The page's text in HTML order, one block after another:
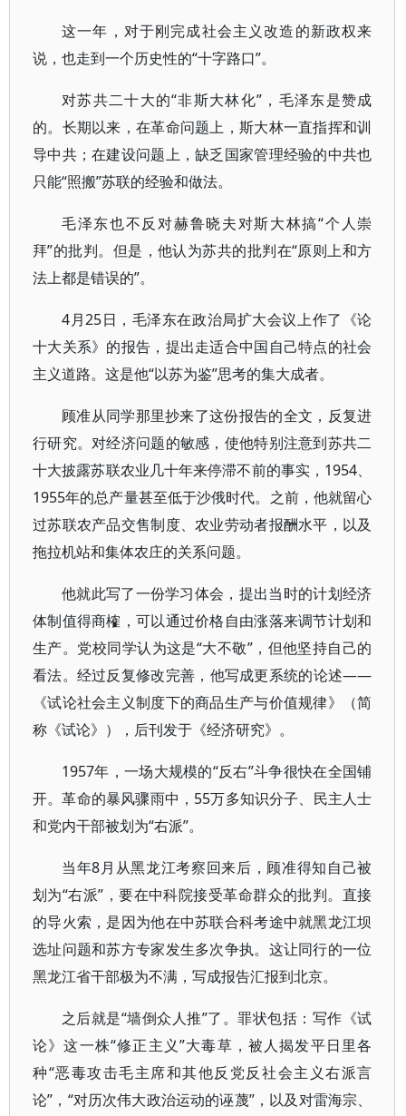
这一年，对于刚完成社会主义改造的新政权来
说，也走到一个历史性的“十字路口”。
对苏共二十大的“非斯大林化”，毛泽东是赞成
的。长期以来，在革命问题上，斯大林一直指挥和训
导中共；在建设问题上，缺乏国家管理经验的中共也
只能“照搬”苏联的经验和做法。
毛泽东也不反对赫鲁晓夫对斯大林搞“个人崇
拜”的批判。但是，他认为苏共的批判在“原则上和方
法上都是错误的”。
4月25日，毛泽东在政治局扩大会议上作了《论
十大关系》的报告，提出走适合中国自己特点的社会
主义道路。这是他“以苏为鉴”思考的集大成者。
顾准从同学那里抄来了这份报告的全文，反复进
行研究。对经济问题的敏感，使他特别注意到苏共二
十大披露苏联农业几十年来停滞不前的事实，1954、
1955年的总产量甚至低于沙俄时代。之前，他就留心
过苏联农产品交售制度、农业劳动者报酬水平，以及
拖拉机站和集体农庄的关系问题。
他就此写了一份学习体会，提出当时的计划经济
体制值得商榷，可以通过价格自由涨落来调节计划和
生产。党校同学认为这是“大不敬”，但他坚持自己的
看法。经过反复修改完善，他写成更系统的论述——
《试论社会主义制度下的商品生产与价值规律》（简
称《试论》），后刊发于《经济研究》。
1957年，一场大规模的“反右”斗争很快在全国铺
开。革命的暴风骤雨中，55万多知识分子、民主人士
和党内干部被划为“右派”。
当年8月从黑龙江考察回来后，顾准得知自己被
划为“右派”，要在中科院接受革命群众的批判。直接
的导火索，是因为他在中苏联合科考途中就黑龙江坝
选址问题和苏方专家发生多次争执。这让同行的一位
黑龙江省干部极为不满，写成报告汇报到北京。
之后就是“墙倒众人推”了。罪状包括：写作《试
论》这一株“修正主义”大毒草，被人揭发平日里各
种“恶毒攻击毛主席和其他反党反社会主义右派言
论”，“对历次伟大政治运动的诬蔑”，以及对雷海宗、